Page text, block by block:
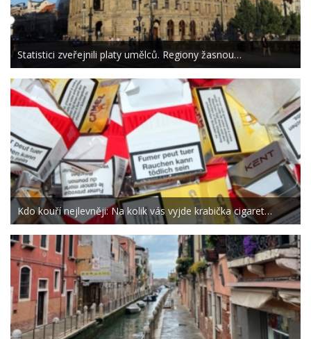
Statistici zveřejnili platy umělců. Regiony žasnou…
Kdo kouří nejlevněji: Na kolik vás vyjde krabička cigaret…